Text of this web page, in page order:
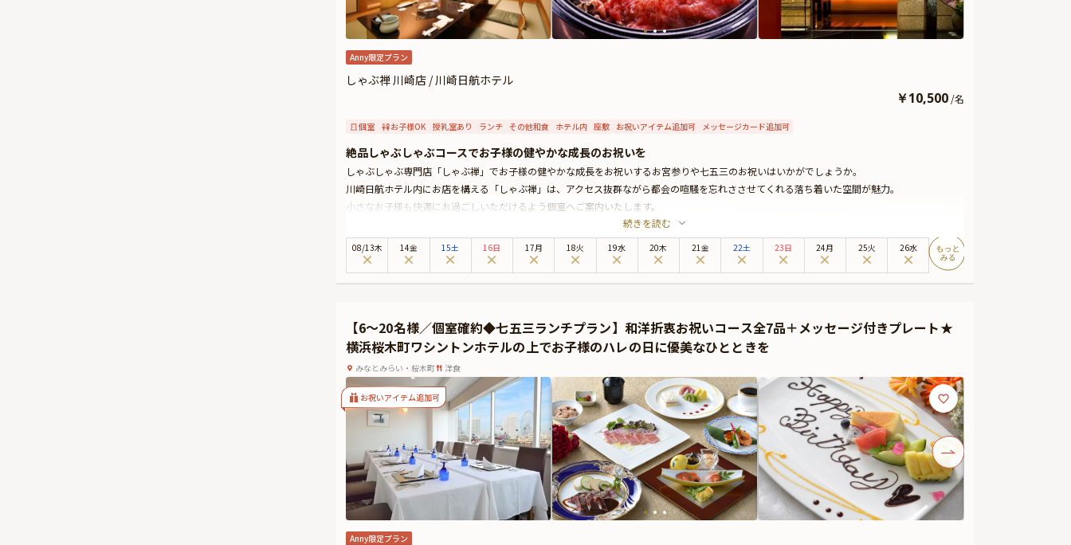
Anny限定プラン
しゃぶ禅 川崎店 / 川崎日航ホテル
￥10,500 /名
個室 お子様OK 授乳室あり ランチ その他和食 ホテル内 座敷 お祝いアイテム追加可 メッセージカード追加可
絶品しゃぶしゃぶコースでお子様の健やかな成長のお祝いを
しゃぶしゃぶ専門店「しゃぶ禅」でお子様の健やかな成長をお祝いするお宮参りや七五三のお祝いはいかがでしょうか。
川崎日航ホテル内にお店を構える「しゃぶ禅」は、アクセス抜群ながら都会の喧騒を忘れささせてくれる落ち着いた空間が魅力。
小さなお子様も快適にお過ごしいただけるよう個室へご案内いたします。
お食事は、厳選した黒毛和牛リブロースのしゃぶしゃぶをメインとした絶品コース料理をご提供いたします。旨味あふれる贅沢な味わいをお楽
しみください。お子様にはハンバーグ・海老フライ・ポテトフライなどを楽しめる「お子様弁当」のご用意も可能です。
是非本プランで、思い出に残る素敵なお祝いのひとときをお過ごしください。
続きを読む
08/13木 14金 15土 16日 17月 18火 19水 20木 21金 22土 23日 24月 25火 26水
【6～20名様／個室確約◆七五三ランチプラン】和洋折衷お祝いコース全7品＋メッセージ付きプレート★
横浜桜木町ワシントンホテルの上でお子様のハレの日に優美なひとときを
みなとみらい・桜木町 洋食
お祝いアイテム追加可
Anny限定プラン